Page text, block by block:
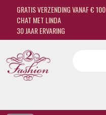
GRATIS VERZENDING VANAF € 100
CHAT MET LINDA
30 JAAR ERVARING